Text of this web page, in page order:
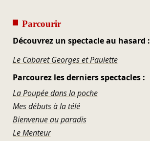
Parcourir
Découvrez un spectacle au hasard :
Le Cabaret Georges et Paulette
Parcourez les derniers spectacles :
La Poupée dans la poche
Mes débuts à la télé
Bienvenue au paradis
Le Menteur